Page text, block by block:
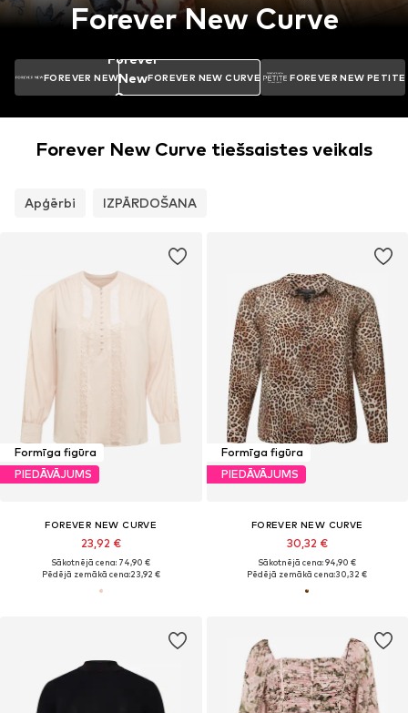
Forever New Curve
FOREVER NEW
Forever
New
Curve
FOREVER NEW CURVE FOREVER NEW PETITE
Forever New Curve tiešsaistes veikals
Apģērbi IZPĀRDOŠANA
Formīga figūra
PIEDĀVĀJUMS
FOREVER NEW CURVE
23,92 €
Sākotnējā cena: 74,90 €
Pēdējā zemākā cena:23,92 €
Formīga figūra
PIEDĀVĀJUMS
FOREVER NEW CURVE
30,32 €
Sākotnējā cena: 94,90 €
Pēdējā zemākā cena:30,32 €